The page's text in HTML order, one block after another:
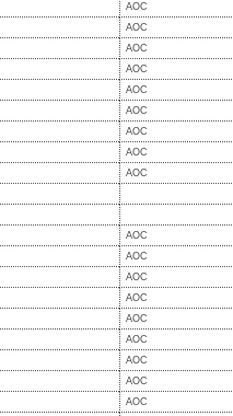
AOC
AOC
AOC
AOC
AOC
AOC
AOC
AOC
AOC
AOC
AOC
AOC
AOC
AOC
AOC
AOC
AOC
AOC